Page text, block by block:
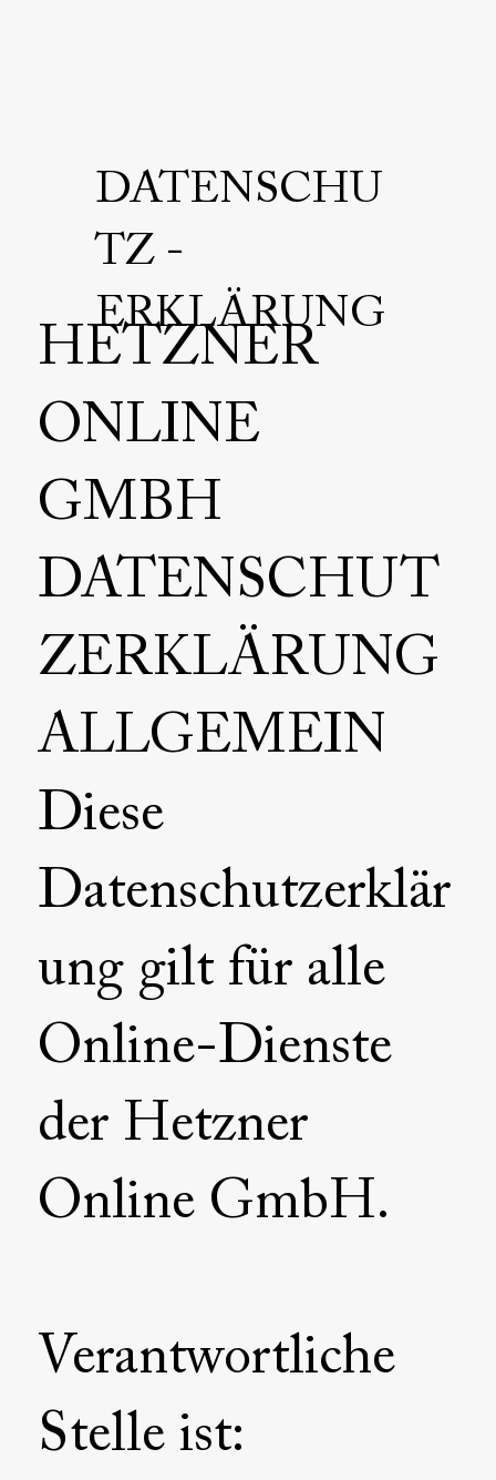
DATENSCHU
TZ -
ERKLÄRUNG
HETZNER
ONLINE
GMBH
DATENSCHUT
ZERKLÄRUNG
ALLGEMEIN
Diese
Datenschutzerklär
ung gilt für alle
Online-Dienste
der Hetzner
Online GmbH.
Verantwortliche
Stelle ist: